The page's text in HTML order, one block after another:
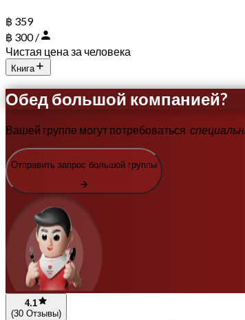
฿ 359
฿ 300 /
Чистая цена за человека
Книга
Обед большой компанией?
Вашей группе могут потребоваться
Отправить запрос большой группы
4.1
(30 Отзывы)